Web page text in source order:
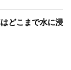
どこまで水に浸